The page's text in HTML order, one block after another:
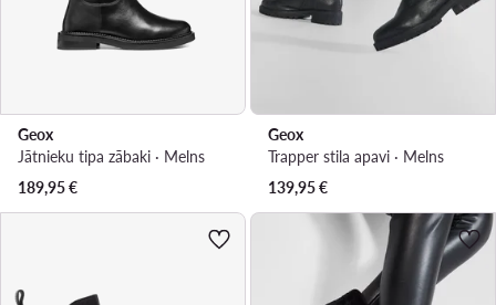
Geox
Jātnieku tipa zābaki · Melns
189,95€
Geox
Trapper stila apavi · Melns
139,95€